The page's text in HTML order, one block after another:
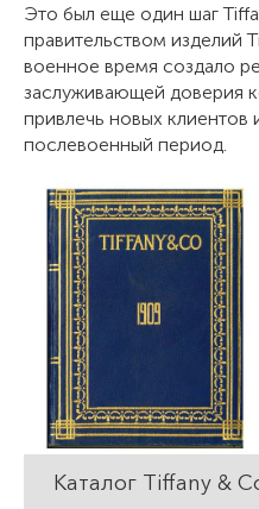
Это был еще один шаг
правительством изделий
военное время создало
заслуживающей доверия
привлечь новых клиентов
послевоенный период.
Каталог Tiffany &